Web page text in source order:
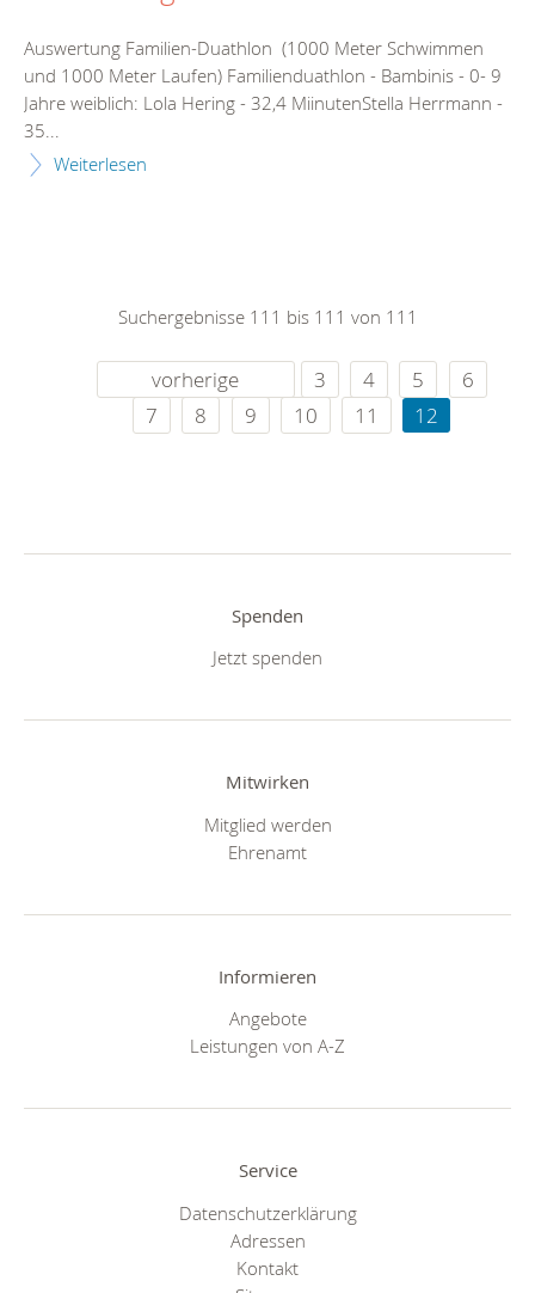
Auswertung Familien-Duathlon (1000 Meter Schwimmen
und 1000 Meter Laufen) Familienduathlon - Bambinis - 0- 9
Jahre weiblich: Lola Hering - 32,4 MiinutenStella Herrmann -
35...
Weiterlesen
Suchergebnisse 111 bis 111 von 111
vorherige 3 4 5
6
7
8 9 10 11 12
Spenden
Jetzt spenden
Mitwirken
Mitglied werden
Ehrenamt
Informieren
Angebote
Leistungen von A-Z
Service
Datenschutzerklärung
Adressen
Kontakt